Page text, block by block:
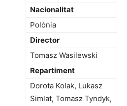
Nacionalitat
Polònia
Director
Tomasz Wasilewski
Repartiment
Dorota Kolak, Lukasz
Simlat, Tomasz Tyndyk,